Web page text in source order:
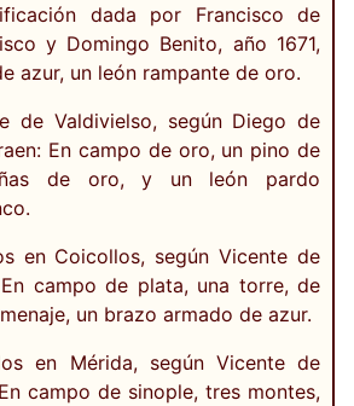
dada por Francisco de
y Domingo Benito, año 1671,
azur, un león rampante de oro.
de Valdivielso, según Diego de
En campo de oro, un pino de
de oro, y un león pardo
en Coicollos, según Vicente de
campo de plata, una torre, de
un brazo armado de azur.
en Mérida, según Vicente de
campo de sinople, tres montes,